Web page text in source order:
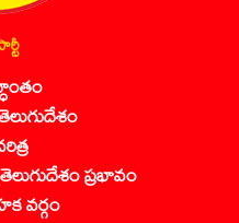
ప్రభావం
వర్గం